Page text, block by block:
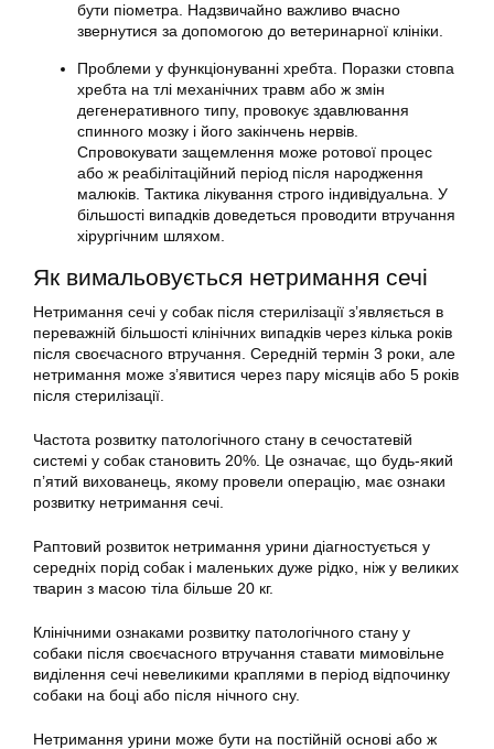
бути піометра. Надзвичайно важливо вчасно
звернутися за допомогою до ветеринарної клініки.
Проблеми у функціонуванні хребта. Поразки стовпа
хребта на тлі механічних травм або ж змін
дегенеративного типу, провокує здавлювання
спинного мозку і його закінчень нервів.
Спровокувати защемлення може ротової процес
або ж реабілітаційний період після народження
малюків. Тактика лікування строго індивідуальна. У
більшості випадків доведеться проводити втручання
хірургічним шляхом.
Як вимальовується нетримання сечі
Нетримання сечі у собак після стерилізації з’являється в
переважній більшості клінічних випадків через кілька років
після своєчасного втручання. Середній термін 3 роки, але
нетримання може з’явитися через пару місяців або 5 років
після стерилізації.
Частота розвитку патологічного стану в сечостатевій
системі у собак становить 20%. Це означає, що будь-який
п’ятий вихованець, якому провели операцію, має ознаки
розвитку нетримання сечі.
Раптовий розвиток нетримання урини діагностується у
середніх порід собак і маленьких дуже рідко, ніж у великих
тварин з масою тіла більше 20 кг.
Клінічними ознаками розвитку патологічного стану у
собаки після своєчасного втручання ставати мимовільне
виділення сечі невеликими краплями в період відпочинку
собаки на боці або після нічного сну.
Нетримання урини може бути на постійній основі або ж